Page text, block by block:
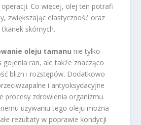
Co więcej, olej ten potrafi
zwiększając elastyczność oraz
skórnych.
oleju tamanu nie tylko
gojenia ran, ale także znacząco
blizn i rozstępów. Dodatkowo
i antyoksydacyjne
procesy zdrowienia organizmu.
używaniu tego oleju można
rezultaty w poprawie kondycji